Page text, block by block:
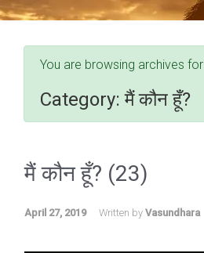
You are browsing archives for
Category:मैं कौन हूँ?
मैं कौन हूँ? (23)
April 27, 2019 Written by Vasundhara